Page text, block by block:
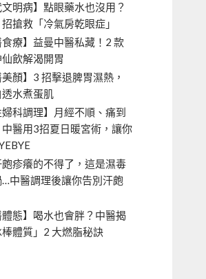
文明病】點眼藥水也沒用？
搶救「冷氣房乾眼症」
食療】益曼中醫私藏！2 款
飲解渴開胃
美顏】3 招擊退脾胃濕熱，
水煮蛋肌
婦科調理】月經不順、痛到
醫用3招夏日暖宮術，讓你
皰疹癢的不得了，這是濕毒
中醫調理後讓你告別汗皰
體態】喝水也會胖？中醫揭
體質」2 大燃脂秘訣